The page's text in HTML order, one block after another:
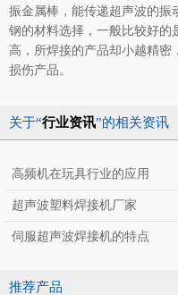
振金属棒，能传递超声波的振
钢的材料选择，一般比较好的
高，所焊接的产品却小越精密
损伤产品。
关于“行业资讯”的相关资讯
高频机在玩具行业的应用
超声波塑料焊接机厂家
伺服超声波焊接机的特点
推荐产品